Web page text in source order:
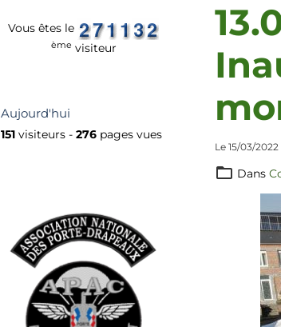
Le 15/03/2022
Dans
Vous êtes le
ème visiteur
Aujourd'hui
151 visiteurs -276 pages vues